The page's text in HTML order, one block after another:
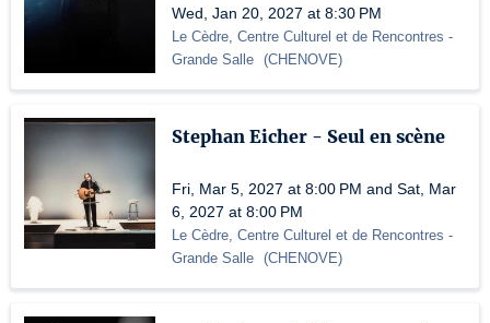
Wed, Jan 20, 2027 at 8:30 PM
Le Cèdre, Centre Culturel et de Rencontres -
Grande Salle (CHENOVE)
Stephan Eicher - Seul en scène
Fri, Mar 5, 2027 at 8:00 PM and Sat, Mar
6, 2027 at 8:00 PM
Le Cèdre, Centre Culturel et de Rencontres -
Grande Salle (CHENOVE)